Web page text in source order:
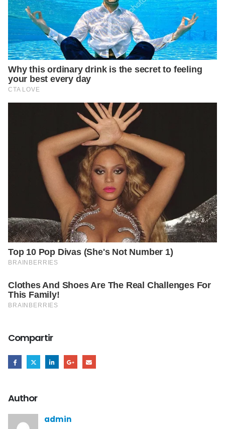
Compartir
Author
admin